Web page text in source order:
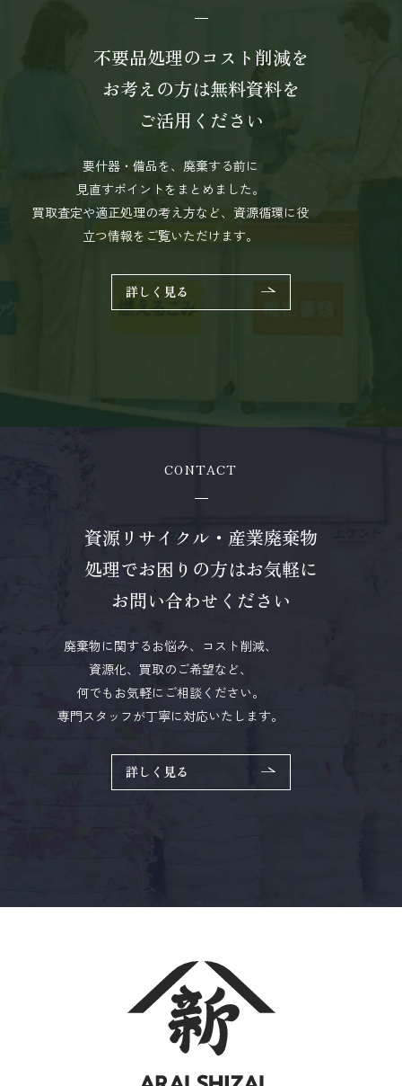
不要品処理のコスト削減を
お考えの方は無料資料を
ご活用ください
要什器・備品を、廃棄する前に
見直すポイントをまとめました。
買取査定や適正処理の考え方など、資源循環に役
立つ情報をご覧いただけます。
詳しく見る
CONTACT
資源リサイクル・産業廃棄物
処理でお困りの方はお気軽に
お問い合わせください
廃棄物に関するお悩み、コスト削減、
資源化、買取のご希望など、
何でもお気軽にご相談ください。
専門スタッフが丁寧に対応いたします。
詳しく見る